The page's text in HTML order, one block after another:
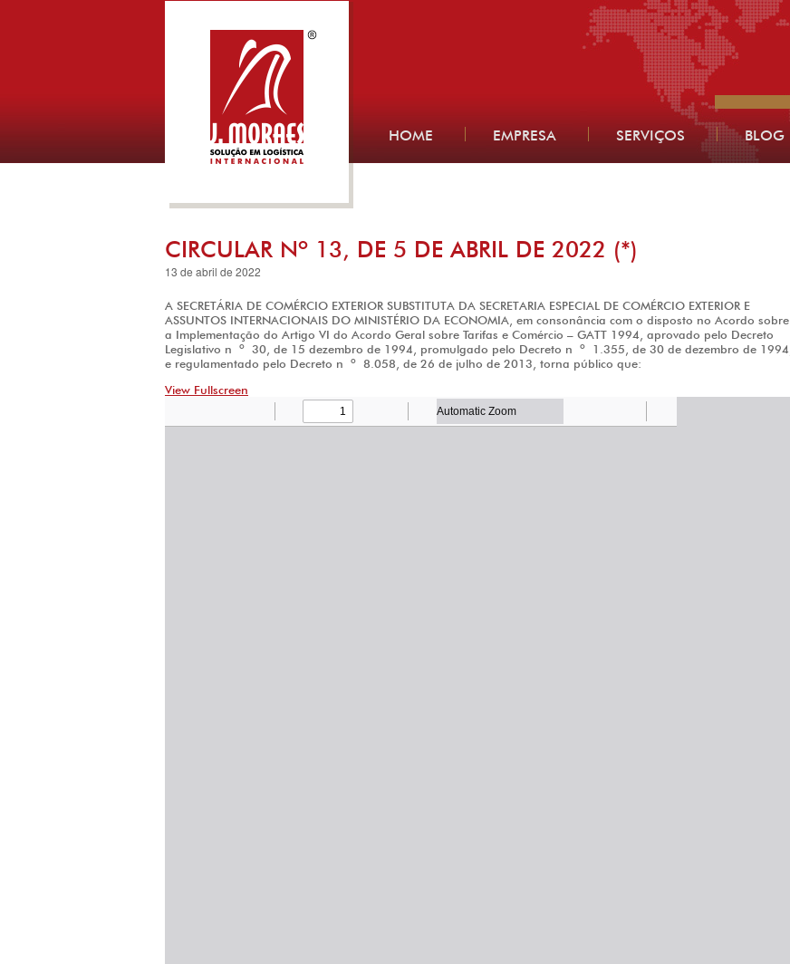
HOME EMPRESA SERVIÇOS BLOG
CIRCULAR Nº 13, DE 5 DE ABRIL DE 2022 (*)
13 de abril de 2022
A SECRETÁRIA DE COMÉRCIO EXTERIOR SUBSTITUTA DA SECRETARIA ESPECIAL DE COMÉRCIO EXTERIOR E
ASSUNTOS INTERNACIONAIS DO MINISTÉRIO DA ECONOMIA, em consonância com o disposto no Acordo sobre
a Implementação do Artigo VI do Acordo Geral sobre Tarifas e Comércio – GATT 1994, aprovado pelo Decreto
Legislativo n
o 30, de 15 dezembro de 1994, promulgado pelo Decreto n o
1.355, de 30 de dezembro de 1994,
e regulamentado pelo Decreto n
o
8.058, de 26 de julho de 2013, torna público que:
View Fullscreen